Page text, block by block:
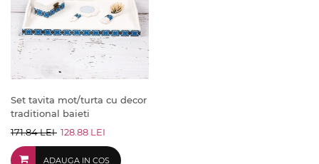
Set tavita mot/turta cu decor
traditional baieti
171.84 LEI 128.88 LEI
ADAUGA IN COS